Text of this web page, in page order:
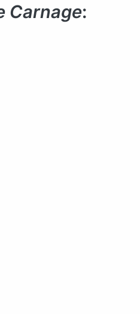
Carnage: